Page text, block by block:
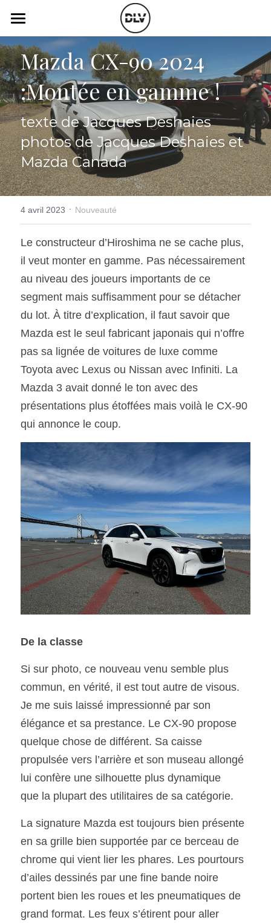
Catégories
Actualité Auto
Électrique
Histoire de chars
Art Automobile
Essais Routier
Opinion
Vidéo
Podcast
Radio FM
Télé RDS
Simulateur
Assurance
Rechercher
SOUMISSION RAPIDE
ASSURANCE
Mazda CX-90 2024
:Montée en gamme !
texte de Jacques Deshaies
photos de Jacques Deshaies et
Mazda Canada
4 avril 2023 · Nouveauté
Le constructeur d’Hiroshima ne se cache plus,
il veut monter en gamme. Pas nécessairement
au niveau des joueurs importants de ce
segment mais suffisamment pour se détacher
du lot. À titre d’explication, il faut savoir que
Mazda est le seul fabricant japonais qui n’offre
pas sa lignée de voitures de luxe comme
Toyota avec Lexus ou Nissan avec Infiniti. La
Mazda 3 avait donné le ton avec des
présentations plus étoffées mais voilà le CX-90
qui annonce le coup.
De la classe
Si sur photo, ce nouveau venu semble plus
commun, en vérité, il est tout autre de visous.
Je me suis laissé impressionné par son
élégance et sa prestance. Le CX-90 propose
quelque chose de différent. Sa caisse
propulsée vers l’arrière et son museau allongé
lui confère une silhouette plus dynamique
que la plupart des utilitaires de sa catégorie.
La signature Mazda est toujours bien présente
en sa grille bien supportée par ce berceau de
chrome qui vient lier les phares. Les pourtours
d’ailes dessinés par une fine bande noire
portent bien les roues et les pneumatiques de
grand format. Les feux s’étirent pour aller
LES CATÉGORIES DE LA BOUTIQUE
Toutes les catégories